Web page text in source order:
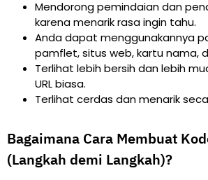
Mendorong pemindaian dan
karena menarik rasa ingin tahu.
Anda dapat menggunakannya
pamflet, situs web, kartu nama,
Terlihat lebih bersih dan lebih
URL biasa.
Terlihat cerdas dan menarik
Bagaimana Cara Membuat
(Langkah demi Langkah)?